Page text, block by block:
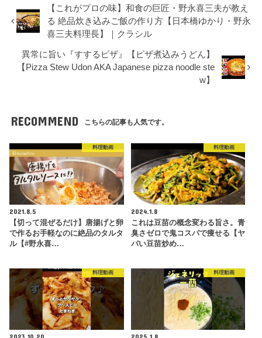
【これがプロの味】和食の巨匠・野永喜三夫が教え
る 絶品炊き込みご飯の作り方【日本橋ゆかり・野永
喜三夫料理長】｜クラシル
異常に旨い『すするピザ』【ピザ煮込みうどん】
【Pizza Stew Udon AKA Japanese pizza noodle ste
w】
RECOMMEND こちらの記事も人気です。
料理動画
2021.8.5
【切って混ぜるだけ】唐揚げと卵
で作るお手軽なのに絶品のタルタ
ル【#野永喜…
料理動画
2024.1.8
これは豆苗の概念変わる旨さ。青
臭さゼロで鬼コスパで痩せる【ヤ
バい豆苗炒め…
料理動画
2023.10.20
料理動画
2025.1.8